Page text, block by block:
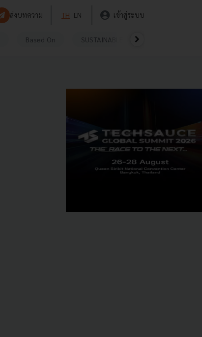
ส่งบทความ TH EN เข้าสู่ระบบ
Based On SUSTAINABLE